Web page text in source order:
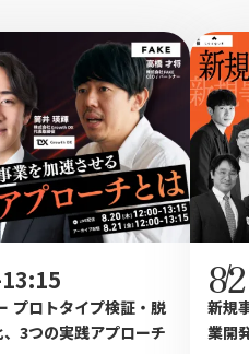
プロトタイプ検証・脱
3つの実践アプローチ
8/
新規
業開